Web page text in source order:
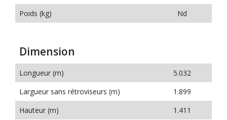
Poids (kg) Nd
Dimension
Longueur (m)
5.032
Largueur sans rétroviseurs (m)
1.899
Hauteur (m)
1.411